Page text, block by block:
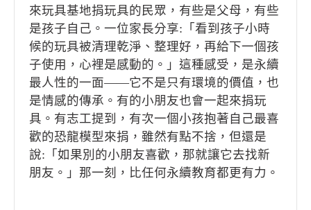
來玩具基地捐玩具的民眾，有些是父母，有些
是孩子自己。一位家長分享:「看到孩子小時
候的玩具被清理乾淨、整理好，再給下一個孩
子使用，心裡是感動的。」這種感受，是永續
最人性的一面——它不是只有環境的價值，也
是情感的傳承。有的小朋友也會一起來捐玩
具。有志工提到，有次一個小孩抱著自己最喜
歡的恐龍模型來捐，雖然有點不捨，但還是
說:「如果別的小朋友喜歡，那就讓它去找新
朋友。」那一刻，比任何永續教育都更有力。